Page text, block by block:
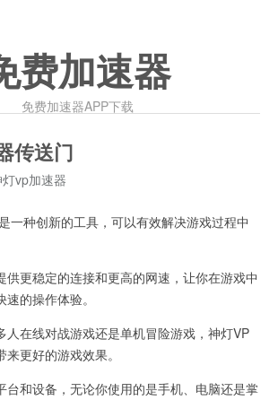
费加速器
免费加速器APP下载
传送门
vp加速器
种创新的工具，可以有效解决游戏过程中
更稳定的连接和更高的网速，让你在游戏中
的操作体验。
在线对战游戏还是单机冒险游戏，神灯VP
更好的游戏效果。
和设备，无论你使用的是手机、电脑还是掌